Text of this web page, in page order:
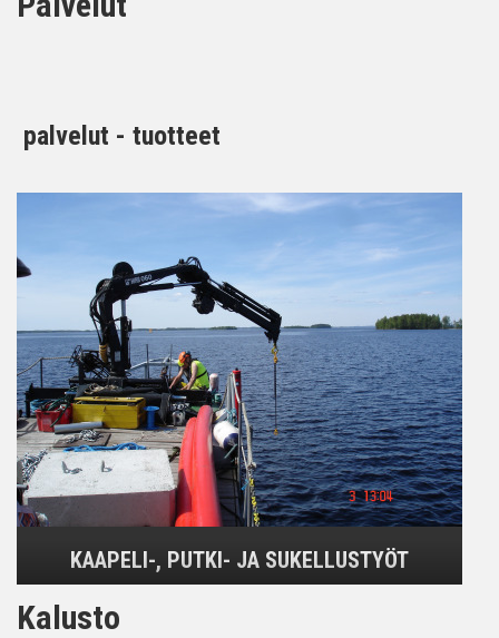
palvelut - tuotteet
KAAPELI-, PUTKI- JA SUKELLUSTYÖT
Kalusto